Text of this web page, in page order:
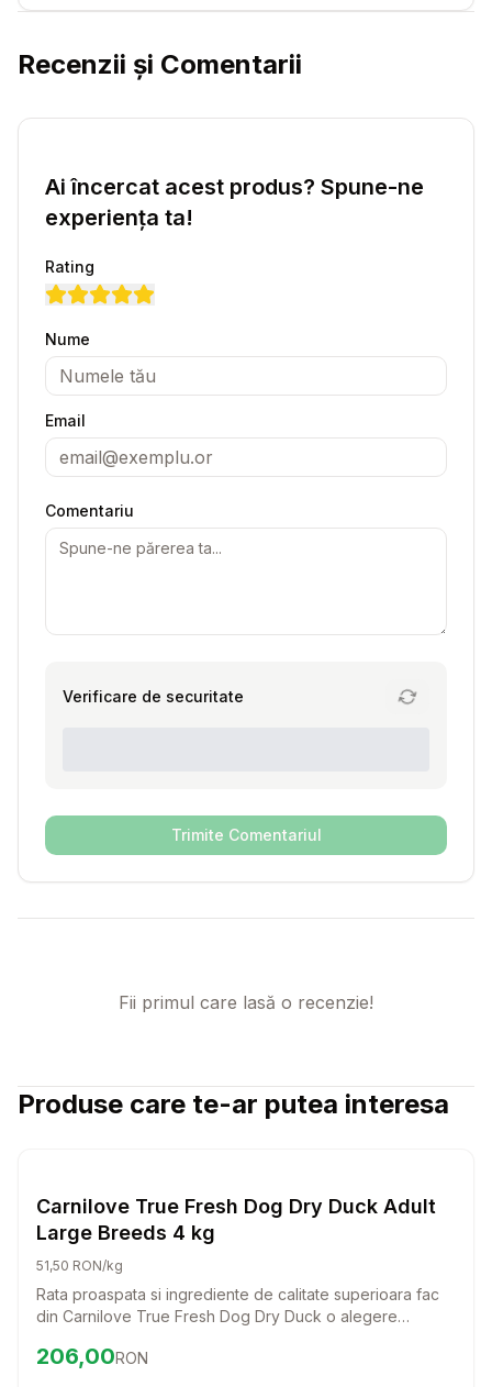
Recenzii și Comentarii
Ai încercat acest produs? Spune-ne
experiența ta!
Rating
Nume
Email
Comentariu
Verificare de securitate
Trimite Comentariul
Fii primul care lasă o recenzie!
Produse care te-ar putea interesa
Hrana Uscata Caini
Carnilove True Fresh Dog Dry Duck Adult
Large Breeds 4 kg
51,50 RON/kg
Rata proaspata si ingrediente de calitate superioara fac
din Carnilove True Fresh Dog Dry Duck o alegere
completa nu doar ca sustine sanatatea, dar si placerea
Preț: 206.00 RON
206,00RON